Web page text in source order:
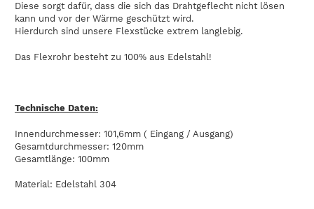
Diese sorgt dafür, dass die sich das Drahtgeflecht nicht lösen
kann und vor der Wärme geschützt wird.
Hierdurch sind unsere Flexstücke extrem langlebig.
Das Flexrohr besteht zu 100% aus Edelstahl!
Technische Daten:
Innendurchmesser: 101,6mm ( Eingang / Ausgang)
Gesamtdurchmesser: 120mm
Gesamtlänge: 100mm
Material: Edelstahl 304